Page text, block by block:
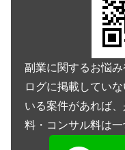
副業に関するお悩
ログに掲載してい
いる案件があれば
料・コンサル料は